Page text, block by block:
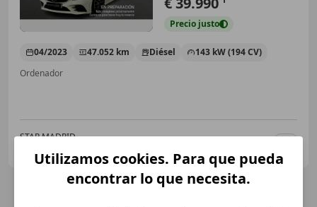
Precio justo
04/2023 47.052 km Diésel
143 kW (194 CV)
Ordenador
STAR MADRID
Utilizamos cookies. Para que pueda
encontrar lo que necesita.